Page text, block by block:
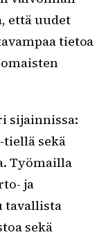
että uudet
tietoa
sijainnissa:
tiellä sekä
Työmailla
ja
tavallista
sekä